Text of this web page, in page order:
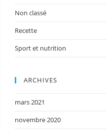
Non classé
Recette
Sport et nutrition
ARCHIVES
mars 2021
novembre 2020